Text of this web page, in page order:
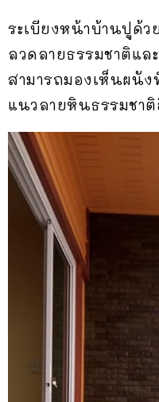
ระเบียงหน้าบ้านปูด้ว
ลวดลายธรรมชาติแล
สามารถมองเห็นผนั
แนวลายหินธรรมชา